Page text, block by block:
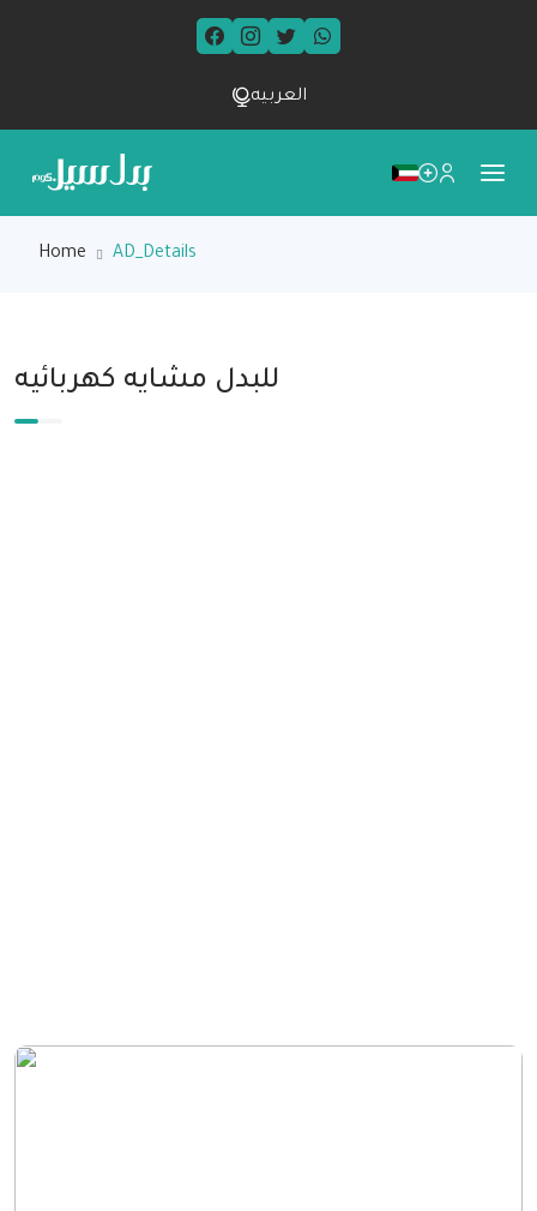
العربيه
Home AD_Details
للبدل مشايه كهربائيه